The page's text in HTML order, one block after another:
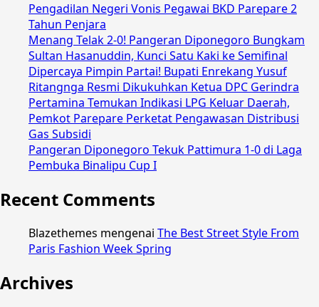
Pengadilan Negeri Vonis Pegawai BKD Parepare 2
Tahun Penjara
Menang Telak 2-0! Pangeran Diponegoro Bungkam
Sultan Hasanuddin, Kunci Satu Kaki ke Semifinal
Dipercaya Pimpin Partai! Bupati Enrekang Yusuf
Ritangnga Resmi Dikukuhkan Ketua DPC Gerindra
Pertamina Temukan Indikasi LPG Keluar Daerah,
Pemkot Parepare Perketat Pengawasan Distribusi
Gas Subsidi
Pangeran Diponegoro Tekuk Pattimura 1-0 di Laga
Pembuka Binalipu Cup I
Recent Comments
Blazethemes mengenai The Best Street Style From
Paris Fashion Week Spring
Archives